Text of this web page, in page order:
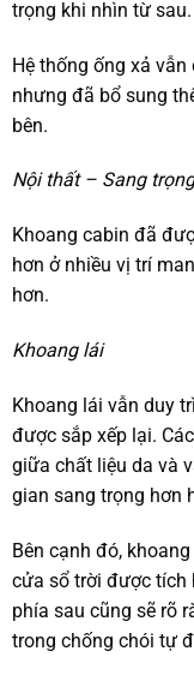
trọng khi nhìn từ sau.
Hệ thống ống xả
nhưng đã bổ sung
bên.
Nội thất – Sang
Khoang cabin đã
hơn ở nhiều vị trí
hơn.
Khoang lái
Khoang lái vẫn duy
được sắp xếp lại.
giữa chất liệu da và
gian sang trọng hơn
Bên cạnh đó,
cửa sổ trời được tích
phía sau cũng sẽ rõ
trong chống chói tự